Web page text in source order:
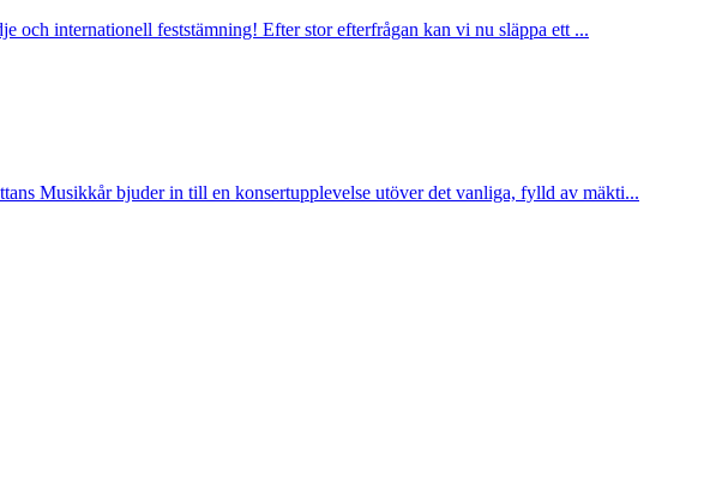
och internationell feststämning! Efter stor efterfrågan kan vi nu släppa ett ...
Musikkår bjuder in till en konsertupplevelse utöver det vanliga, fylld av mäkti...